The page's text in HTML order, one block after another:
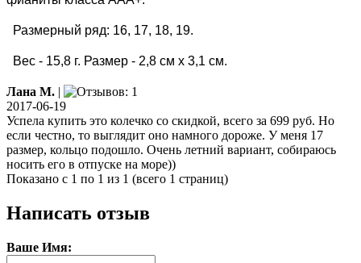
Размерный ряд: 16, 17, 18, 19.
Вес - 15,8 г. Размер - 2,8 см х 3,1 см.
Лана М. |
2017-06-19
Успела купить это колечко со скидкой, всего за 699 руб. Но
если честно, то выглядит оно намного дороже. У меня 17
размер, кольцо подошло. Очень летний вариант, собираюсь
носить его в отпуске на море))
Показано с 1 по 1 из 1 (всего 1 страниц)
Написать отзыв
Ваше Имя: